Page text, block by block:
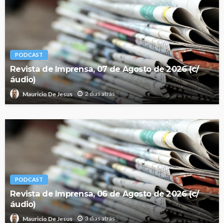
PODCAST
Revista de Imprensa, 07 de Agosto de 2026 (c/
áudio)
Mauricio De Jesus 2 dias atrás
PODCAST
Revista de Imprensa, 06 de Agosto de 2026 (c/
áudio)
Mauricio De Jesus 3 dias atrás